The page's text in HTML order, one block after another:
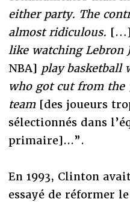
either party. The
almost ridiculous.
like watching Lebron
NBA] play basketball
who got cut from the
team[des joueurs
sélectionnés dans
primaire]...”.
En 1993, Clinton
essayé de réformer